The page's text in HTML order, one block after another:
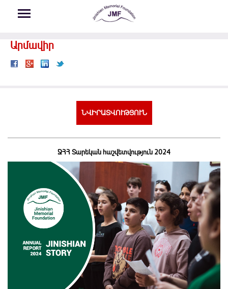
Արմավիր
ՆՎԻՐԱՏՎՈՒԹՅՈՒՆ
ՋՀՀ Տարեկան հաշվետվություն 2024